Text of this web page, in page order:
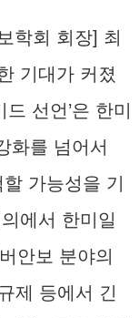
학회 회장] 최
기대가 커졌
선언’은 한미
화를 넘어서
가능성을 기
에서 한미일
안보 분야의
제 등에서 긴